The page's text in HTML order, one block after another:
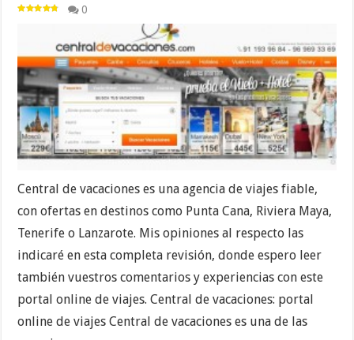
0
Central de vacaciones es una agencia de viajes fiable,
con ofertas en destinos como Punta Cana, Riviera Maya,
Tenerife o Lanzarote. Mis opiniones al respecto las
indicaré en esta completa revisión, donde espero leer
también vuestros comentarios y experiencias con este
portal online de viajes. Central de vacaciones: portal
online de viajes Central de vacaciones es una de las